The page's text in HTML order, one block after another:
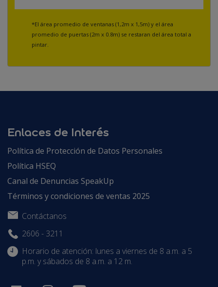
*El área promedio de ventanas (1,2m x 1,5m) y el área
promedio de puertas (2m x 0.8m) se restaran del área total a
pintar.
Enlaces de Interés
Política de Protección de Datos Personales
Política HSEQ
Canal de Denuncias SpeakUp
Términos y condiciones de ventas 2025
Contáctanos
2606 - 3211
Horario de atención: lunes a viernes de 8 a.m. a 5
p.m. y sábados de 8 a.m. a 12 m.